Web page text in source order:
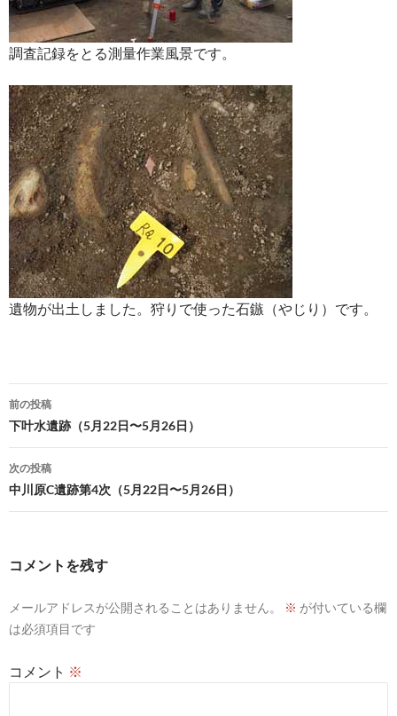
調査記録をとる測量作業風景です。
遺物が出土しました。狩りで使った石鏃（やじり）です。
投
稿
ナ
ビ
ゲ
ョ
前の投稿
下叶水遺跡（5月22日〜5月26日）
次の投稿
中川原C遺跡第4次（5月22日〜5月26日）
コメントを残す
メールアドレスが公開されることはありません。 ※ が付いている欄
は必須項目です
コメント ※